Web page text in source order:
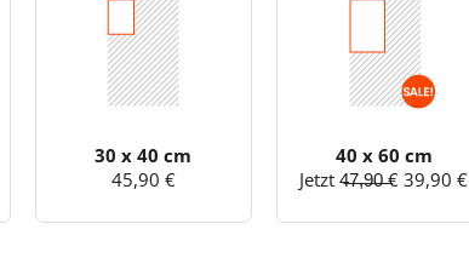
30 x 40 cm
45,90 €
40 x 60 cm
Jetzt 4̶7̶,̶9̶0̶ ̶€ 39,90 €